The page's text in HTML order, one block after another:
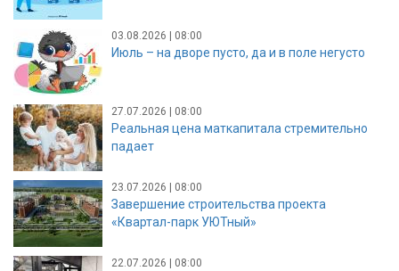
03.08.2026 | 08:00
Июль – на дворе пусто, да и в поле негусто
27.07.2026 | 08:00
Реальная цена маткапитала стремительно
падает
23.07.2026 | 08:00
Завершение строительства проекта
«Квартал-парк УЮТный»
22.07.2026 | 08:00